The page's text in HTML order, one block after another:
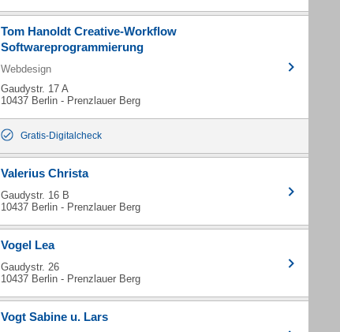
Tom Hanoldt Creative-Workflow
Softwareprogrammierung
Webdesign
Gaudystr. 17 A
10437 Berlin - Prenzlauer Berg
Gratis-Digitalcheck
Valerius Christa
Gaudystr. 16 B
10437 Berlin - Prenzlauer Berg
Vogel Lea
Gaudystr. 26
10437 Berlin - Prenzlauer Berg
Vogt Sabine u. Lars